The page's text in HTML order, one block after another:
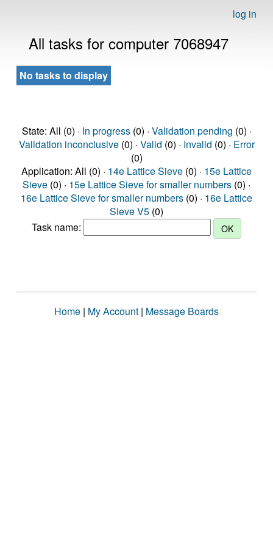
log in
All tasks for computer 7068947
No tasks to display
State: All (0) · In progress(0) · Validation pending (0) ·
Validation inconclusive(0) · Valid (0) · Invalid (0) · Error
(0)
Application: All (0) · 14e Lattice Sieve (0) · 15e Lattice
Sieve (0) · 15e Lattice Sieve for smaller numbers (0) ·
16e Lattice Sieve for smaller numbers (0) · 16e Lattice
Sieve V5 (0)
Task name:
Home | My Account | Message Boards